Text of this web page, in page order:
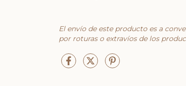
El envío de este producto es a
por roturas o extravíos de los